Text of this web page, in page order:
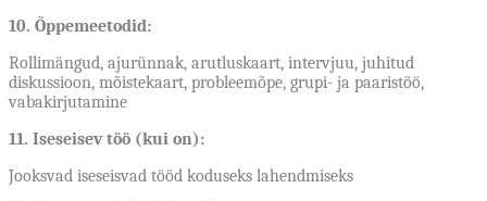
10. Õppemeetodid:
Rollimängud, ajurünnak, arutluskaart, intervjuu, juhitud
diskussioon, mõistekaart, probleemõpe, grupi- ja paaristöö,
vabakirjutamine
11. Iseseisev töö (kui on):
Jooksvad iseseisvad tööd koduseks lahendmiseks